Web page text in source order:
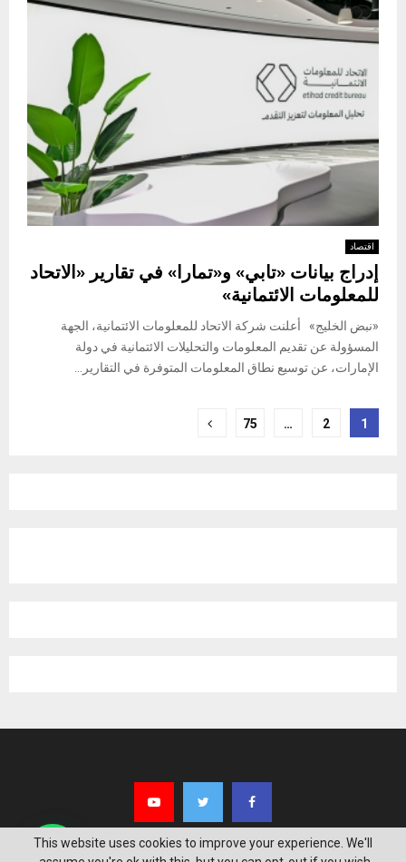
اقتصاد
إدراج بيانات «تابي» و«تمارا» في تقارير «الاتحاد
للمعلومات الائتمانية»
«نبض الخليج» أعلنت شركة الاتحاد للمعلومات الائتمانية، الجهة
المسؤولة عن تقديم المعلومات والتحليلات الائتمانية في دولة
الإمارات، عن توسيع نطاق المعلومات المتوفرة في التقارير...
Posts
1
2
…
75
This website uses cookies to improve your experience. We'll